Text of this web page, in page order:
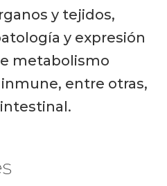
y tejidos,
y expresión
metabolismo
entre otras,